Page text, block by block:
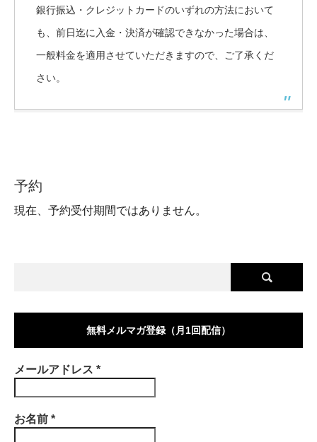
銀行振込・クレジットカードのいずれの方法において
も、前日迄に入金・決済が確認できなかった場合は、
一般料金を適用させていただきますので、ご了承くだ
さい。
予約
現在、予約受付期間ではありません。
無料メルマガ登録（月1回配信）
メールアドレス *
お名前 *